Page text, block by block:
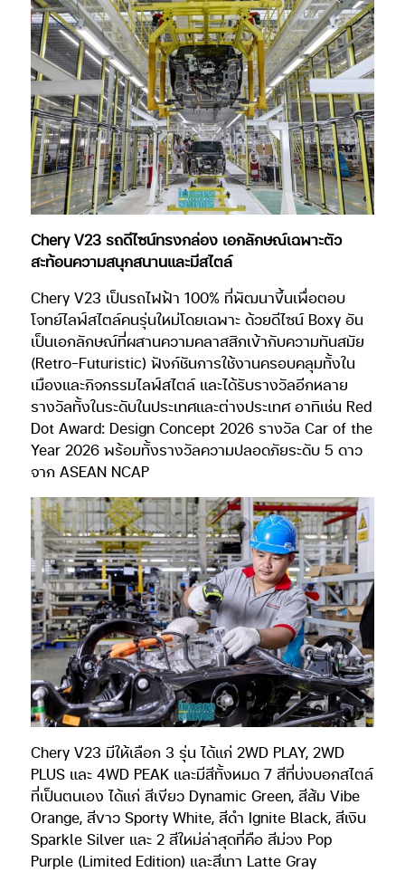
Chery V23 รถดีไซน์ทรงกล่อง เอกลักษณ์เฉพาะตัว
สะท้อนความสนุกสนานและมีสไตล์
Chery V23 เป็นรถไฟฟ้า 100% ที่พัฒนาขึ้นเพื่อตอบ
โจทย์ไลฟ์สไตล์คนรุ่นใหม่โดยเฉพาะ ด้วยดีไซน์ Boxy อัน
เป็นเอกลักษณ์ที่ผสานความคลาสสิกเข้ากับความทันสมัย
(Retro-Futuristic) ฟังก์ชันการใช้งานครอบคลุมทั้งใน
เมืองและกิจกรรมไลฟ์สไตล์ และได้รับรางวัลอีกหลาย
รางวัลทั้งในระดับในประเทศและต่างประเทศ อาทิเช่น Red
Dot Award: Design Concept 2026 รางวัล Car of the
Year 2026 พร้อมทั้งรางวัลความปลอดภัยระดับ 5 ดาว
จาก ASEAN NCAP
Chery V23 มีให้เลือก 3 รุ่น ได้แก่ 2WD PLAY, 2WD
PLUS และ 4WD PEAK และมีสีทั้งหมด 7 สีที่บ่งบอกสไตล์
ที่เป็นตนเอง ได้แก่ สีเขียว Dynamic Green, สีส้ม Vibe
Orange, สีขาว Sporty White, สีดำ Ignite Black, สีเงิน
Sparkle Silver และ 2 สีใหม่ล่าสุดที่คือ สีม่วง Pop
Purple (Limited Edition) และสีเทา Latte Gray